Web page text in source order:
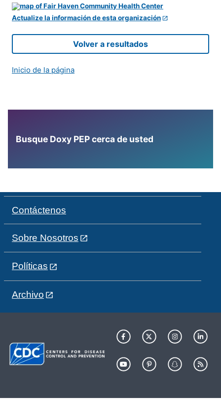
Actualize la información de esta organización
Volver a resultados
Inicio de la página
Busque Doxy PEP cerca de usted
Contáctenos
Sobre Nosotros
Políticas
Archivo